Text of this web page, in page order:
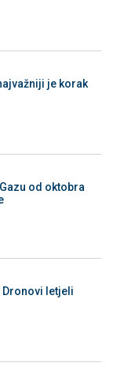
je korak
od oktobra
Dronovi letjeli